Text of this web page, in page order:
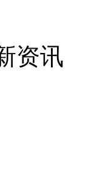
资讯